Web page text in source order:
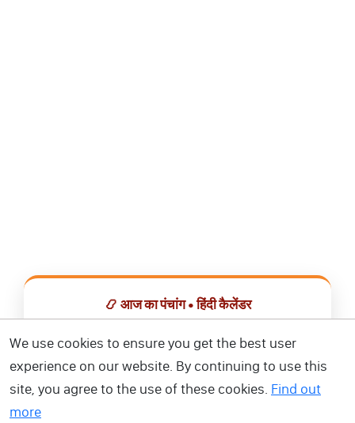
📿 आज का पंचांग • हिंदी कैलेंडर
📅 हिंदी कैलेंडर ऐप डाउनलोड करें
We use cookies to ensure you get the best user
experience on our website. By continuing to use this
site, you agree to the use of these cookies. Find out
more